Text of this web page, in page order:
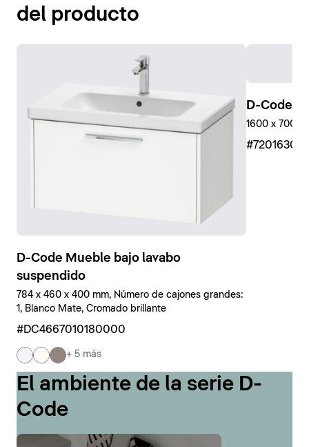
del producto
D-Code Mueble bajo lavabo
suspendido
784 x 460 x 400 mm, Número de cajones grandes:
1, Blanco Mate, Cromado brillante
#DC4667010180000
+ 5 más
D-Code
1600 x 700
El ambiente de la serie D-
Code